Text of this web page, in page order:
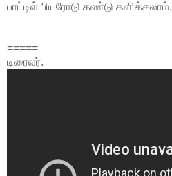
பாட்டில் பியரோடு கண்டு களிக்கலாம்.
=====
டிரைலர்.